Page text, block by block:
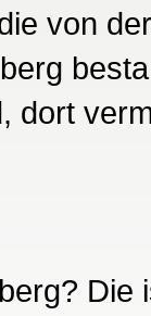
von
dort
Die